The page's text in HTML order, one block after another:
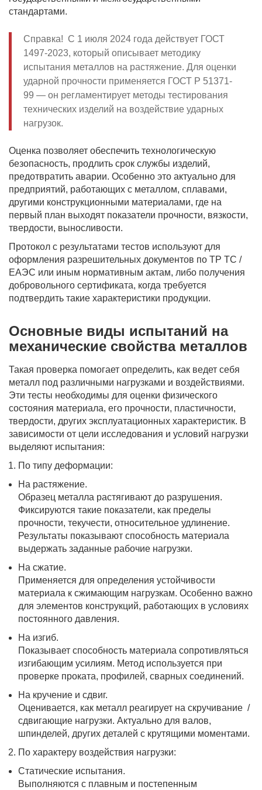
стандартами.
Справка! С 1 июля 2024 года действует ГОСТ
1497-2023, который описывает методику
испытания металлов на растяжение. Для оценки
ударной прочности применяется ГОСТ Р 51371-
99 — он регламентирует методы тестирования
технических изделий на воздействие ударных
нагрузок.
Оценка позволяет обеспечить технологическую
безопасность, продлить срок службы изделий,
предотвратить аварии. Особенно это актуально для
предприятий, работающих с металлом, сплавами,
другими конструкционными материалами, где на
первый план выходят показатели прочности, вязкости,
твердости, выносливости.
Протокол с результатами тестов используют для
оформления разрешительных документов по ТР ТС /
ЕАЭС или иным нормативным актам, либо получения
добровольного сертификата, когда требуется
подтвердить такие характеристики продукции.
Основные виды испытаний на
механические свойства металлов
Такая проверка помогает определить, как ведет себя
металл под различными нагрузками и воздействиями.
Эти тесты необходимы для оценки физического
состояния материала, его прочности, пластичности,
твердости, других эксплуатационных характеристик. В
зависимости от цели исследования и условий нагрузки
выделяют испытания:
По типу деформации:
На растяжение.
Образец металла растягивают до разрушения.
Фиксируются такие показатели, как пределы
прочности, текучести, относительное удлинение.
Результаты показывают способность материала
выдержать заданные рабочие нагрузки.
На сжатие.
Применяется для определения устойчивости
материала к сжимающим нагрузкам. Особенно важно
для элементов конструкций, работающих в условиях
постоянного давления.
На изгиб.
Показывает способность материала сопротивляться
изгибающим усилиям. Метод используется при
проверке проката, профилей, сварных соединений.
На кручение и сдвиг.
Оценивается, как металл реагирует на скручивание /
сдвигающие нагрузки. Актуально для валов,
шпинделей, других деталей с крутящими моментами.
По характеру воздействия нагрузки:
Статические испытания.
Выполняются с плавным и постепенным